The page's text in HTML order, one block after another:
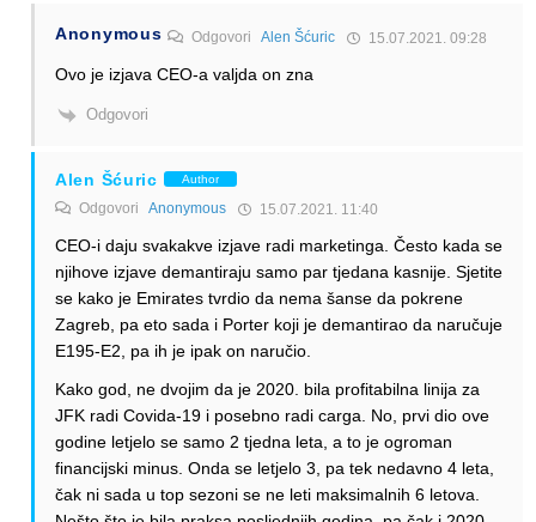
Anonymous OdgovoriAlen Šćuric 15.07.2021. 09:28
Ovo je izjava CEO-a valjda on zna
Odgovori
Alen Šćuric Author
Odgovori Anonymous 15.07.2021. 11:40
CEO-i daju svakakve izjave radi marketinga. Često kada se
njihove izjave demantiraju samo par tjedana kasnije. Sjetite
se kako je Emirates tvrdio da nema šanse da pokrene
Zagreb, pa eto sada i Porter koji je demantirao da naručuje
E195-E2, pa ih je ipak on naručio.
Kako god, ne dvojim da je 2020. bila profitabilna linija za
JFK radi Covida-19 i posebno radi carga. No, prvi dio ove
godine letjelo se samo 2 tjedna leta, a to je ogroman
financijski minus. Onda se letjelo 3, pa tek nedavno 4 leta,
čak ni sada u top sezoni se ne leti maksimalnih 6 letova.